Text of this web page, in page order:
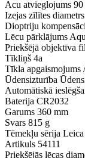
Acu atvieglojums 90
Izejas zīlītes diametrs
Dioptriju
Lēcu pārklājums
Priekšējā objektīva
Tīkliņš 4a
Tīkla apgaismojums
Ūdensizturība
Automātiskā
Baterija CR2032
Garums 360 mm
Svars 815 g
Tēmekļu sērija
Artikuls 54111
Priekšējās lēcas